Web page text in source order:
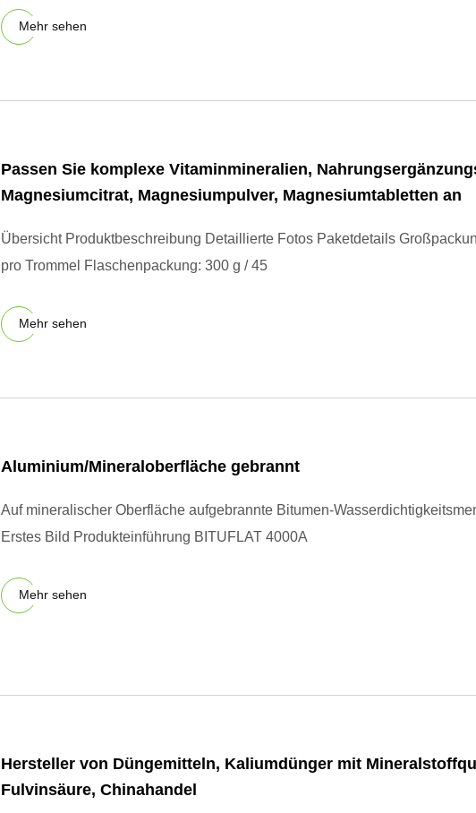
Mehr sehen
Passen Sie komplexe Vitaminmineralien,
Magnesiumcitrat, Magnesiumpulver, Magnesiumtabletten an
Übersicht Produktbeschreibung Detaillierte Fotos Paketdetails
pro Trommel Flaschenpackung: 300 g / 45
Mehr sehen
Aluminium/Mineraloberfläche gebrannt
Auf mineralischer Oberfläche aufgebrannte Bitumen-
Erstes Bild Produkteinführung BITUFLAT 4000A
Mehr sehen
Hersteller von Düngemitteln, Kaliumdünger mit
Fulvinsäure, Chinahandel